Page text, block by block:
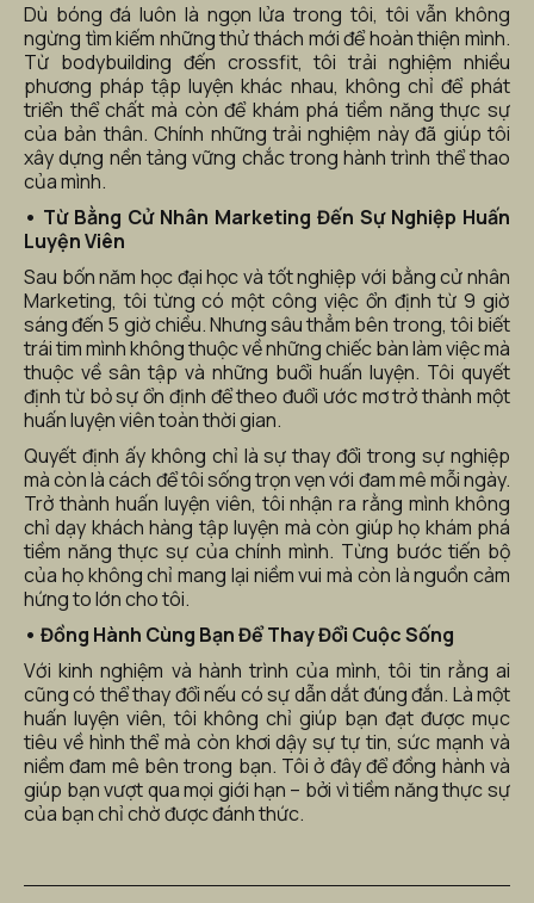
Dù bóng đá luôn là ngọn lửa trong tôi, tôi vẫn không
ngừng tìm kiếm những thử thách mới để hoàn thiện mình.
Từ bodybuilding đến crossfit, tôi trải nghiệm nhiều
phương pháp tập luyện khác nhau, không chỉ để phát
triển thể chất mà còn để khám phá tiềm năng thực sự
của bản thân. Chính những trải nghiệm này đã giúp tôi
xây dựng nền tảng vững chắc trong hành trình thể thao
của mình.
• Từ Bằng Cử Nhân Marketing Đến Sự Nghiệp Huấn
Luyện Viên
Sau bốn năm học đại học và tốt nghiệp với bằng cử nhân
Marketing, tôi từng có một công việc ổn định từ 9 giờ
sáng đến 5 giờ chiều. Nhưng sâu thẳm bên trong, tôi biết
trái tim mình không thuộc về những chiếc bàn làm việc mà
thuộc về sân tập và những buổi huấn luyện. Tôi quyết
định từ bỏ sự ổn định để theo đuổi ước mơ trở thành một
huấn luyện viên toàn thời gian.
Quyết định ấy không chỉ là sự thay đổi trong sự nghiệp
mà còn là cách để tôi sống trọn vẹn với đam mê mỗi ngày.
Trở thành huấn luyện viên, tôi nhận ra rằng mình không
chỉ dạy khách hàng tập luyện mà còn giúp họ khám phá
tiềm năng thực sự của chính mình. Từng bước tiến bộ
của họ không chỉ mang lại niềm vui mà còn là nguồn cảm
hứng to lớn cho tôi.
• Đồng Hành Cùng Bạn Để Thay Đổi Cuộc Sống
Với kinh nghiệm và hành trình của mình, tôi tin rằng ai
cũng có thể thay đổi nếu có sự dẫn dắt đúng đắn. Là một
huấn luyện viên, tôi không chỉ giúp bạn đạt được mục
tiêu về hình thể mà còn khơi dậy sự tự tin, sức mạnh và
niềm đam mê bên trong bạn. Tôi ở đây để đồng hành và
giúp bạn vượt qua mọi giới hạn – bởi vì tiềm năng thực sự
của bạn chỉ chờ được đánh thức.